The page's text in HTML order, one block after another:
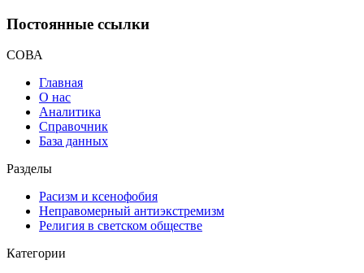
Постоянные ссылки
СОВА
Главная
О нас
Аналитика
Справочник
База данных
Разделы
Расизм и ксенофобия
Неправомерный антиэкстремизм
Религия в светском обществе
Категории